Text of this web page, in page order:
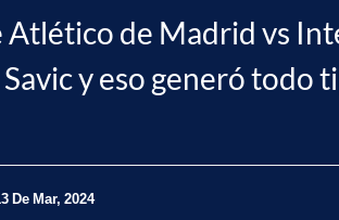
Atlético de Madrid vs
y eso generó todo
De Mar, 2024